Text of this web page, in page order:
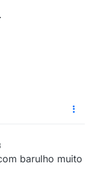
barulho muito